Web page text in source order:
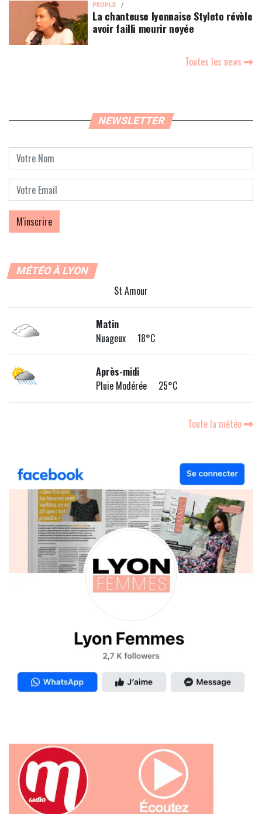
PEOPLE
La chanteuse lyonnaise Styleto révèle
avoir failli mourir noyée
Toutes les news
NEWSLETTER
MÉTÉO À LYON
St Amour
Matin
Nuageux 18°C
Après-midi
Pluie Modérée 25°C
Toute la météo